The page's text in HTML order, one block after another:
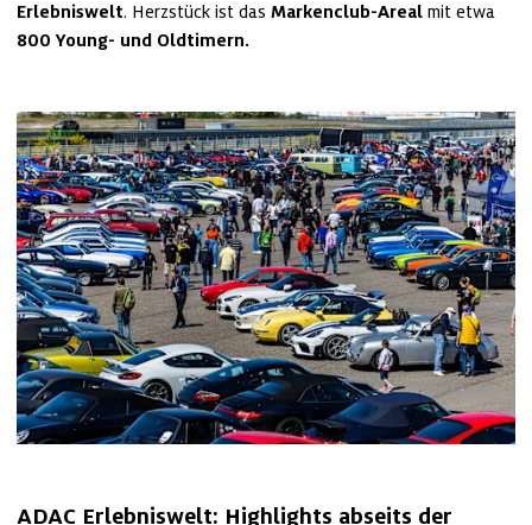
Erlebniswelt. Herzstück ist das Markenclub-Areal
800 Young- und Oldtimern.
ADAC Erlebniswelt: Highlights abseits der